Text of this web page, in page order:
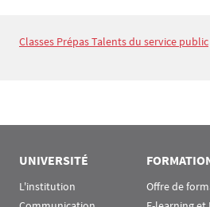
Texte
Classes Prépas Talents du service public
UNIVERSITÉ
L'institution
Offre de